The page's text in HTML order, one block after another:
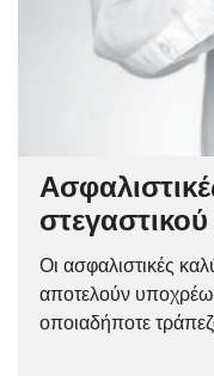
Οι ασφαλιστικές
αποτελούν
οποιαδήποτε